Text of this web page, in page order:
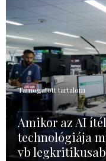
Támogatott tartalom
Amikor az AI
technológiája
vb